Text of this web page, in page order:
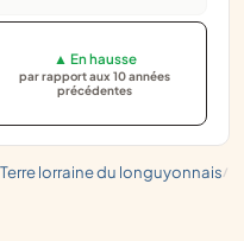
terre lorraine du longuyonnais/
▲ En hausse
par rapport aux 10 années
précédentes